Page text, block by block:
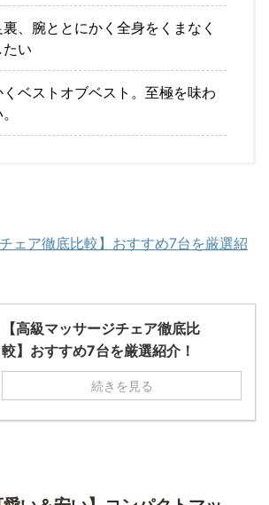
、腕ととにかく全身をくまなく
い
くベストオブベスト。至極を味わ
ェア徹底比較】おすすめ7台を厳選紹
【高級マッサージチェア徹底比
較】おすすめ7台を厳選紹介！
続きを見る